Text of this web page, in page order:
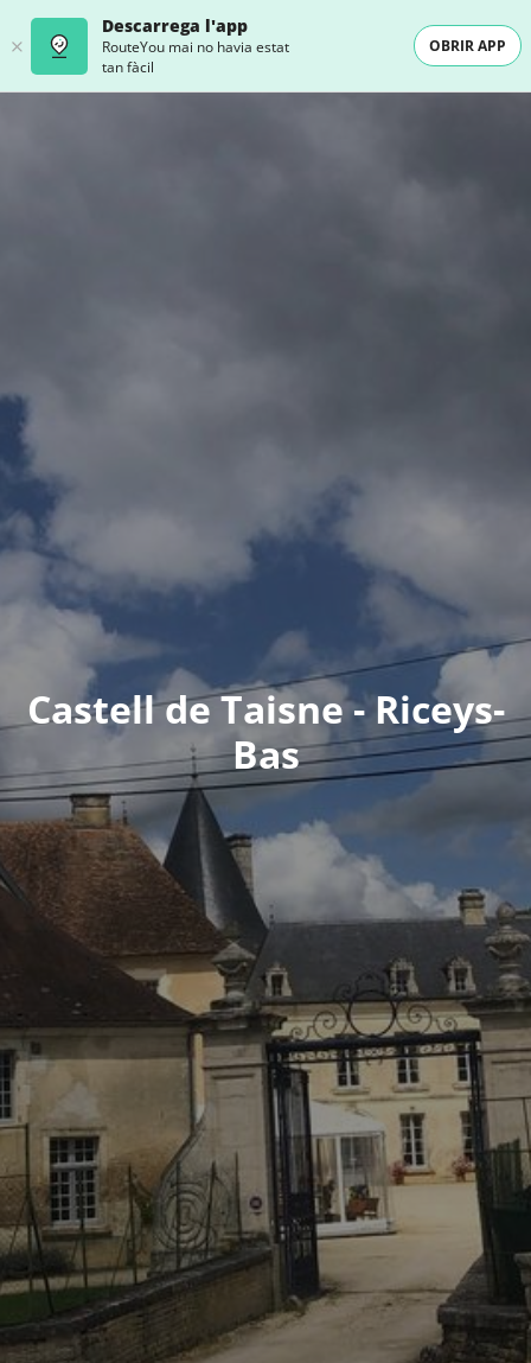
Descarrega l'app
RouteYou mai no havia estat
tan fàcil
OBRIR APP
Castell de Taisne - Riceys-
Bas